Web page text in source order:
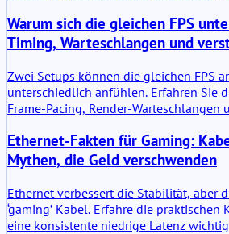
Warum sich die gleichen FPS
Timing, Warteschlangen und
Zwei Setups können die gleichen FPS
unterschiedlich anfühlen. Erfahren Sie
Frame-Pacing, Render-Warteschlangen
Ethernet-Fakten für Gaming:
Mythen, die Geld verschwenden
Ethernet verbessert die Stabilität, aber
‘gaming’ Kabel. Erfahre die
eine konsistente niedrige Latenz